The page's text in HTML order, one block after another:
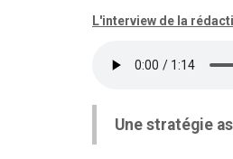
L'interview de la
Une stratégie